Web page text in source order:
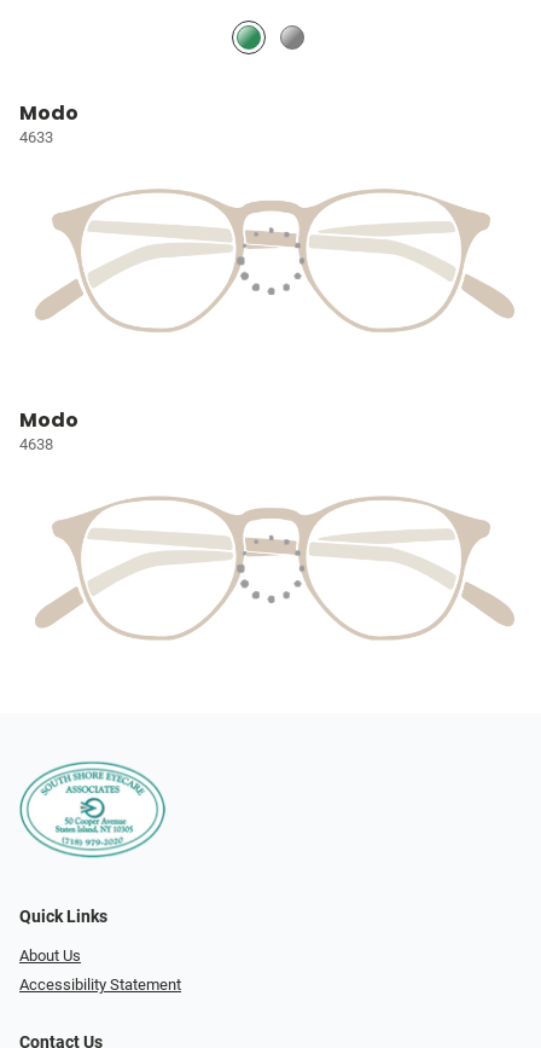
Modo
4633
Modo
4638
Quick Links
About Us
Accessibility Statement
Contact Us